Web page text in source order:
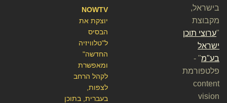
NOWTV
יוצקת את
הבסיס
ל"טלוויזיה
החדשה"
ומאפשרת
לקהל הרחב
לצפות,
בעברית, בתוכן
בישראל,
מקבוצת
"ערוצי תוכן
ישראל
בע"מ" -
פלטפורמת
content
vision